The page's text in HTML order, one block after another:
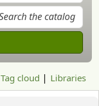
Tag cloud Libraries